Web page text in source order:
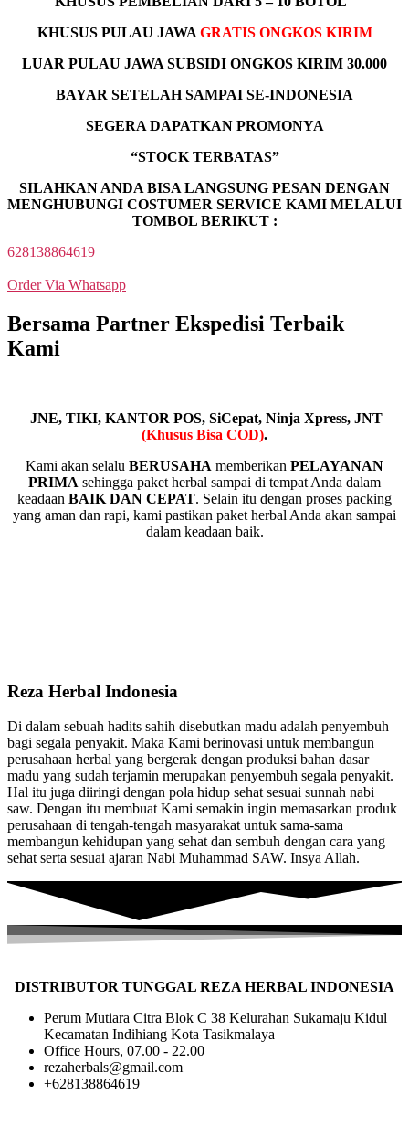
KHUSUS PULAU JAWA GRATIS ONGKOS KIRIM
LUAR PULAU JAWA SUBSIDI ONGKOS KIRIM 30.000
BAYAR SETELAH SAMPAI SE-INDONESIA
SEGERA DAPATKAN PROMONYA
“STOCK TERBATAS”
SILAHKAN ANDA BISA LANGSUNG PESAN DENGAN
MENGHUBUNGI COSTUMER SERVICE KAMI MELALUI
TOMBOL BERIKUT :
628138864619
Order Via Whatsapp
Bersama Partner Ekspedisi Terbaik
Kami
JNE, TIKI, KANTOR POS, SiCepat, Ninja Xpress, JNT
(Khusus Bisa COD).
Kami akan selalu BERUSAHA memberikan PELAYANAN
PRIMA sehingga paket herbal sampai di tempat Anda dalam
keadaan BAIK DAN CEPAT. Selain itu dengan proses packing
yang aman dan rapi, kami pastikan paket herbal Anda akan sampai
dalam keadaan baik.
Reza Herbal Indonesia
Di dalam sebuah hadits sahih disebutkan madu adalah penyembuh
bagi segala penyakit. Maka Kami berinovasi untuk membangun
perusahaan herbal yang bergerak dengan produksi bahan dasar
madu yang sudah terjamin merupakan penyembuh segala penyakit.
Hal itu juga diiringi dengan pola hidup sehat sesuai sunnah nabi
saw. Dengan itu membuat Kami semakin ingin memasarkan produk
perusahaan di tengah-tengah masyarakat untuk sama-sama
membangun kehidupan yang sehat dan sembuh dengan cara yang
sehat serta sesuai ajaran Nabi Muhammad SAW. Insya Allah.
DISTRIBUTOR TUNGGAL REZA HERBAL INDONESIA
Perum Mutiara Citra Blok C 38 Kelurahan Sukamaju Kidul
Kecamatan Indihiang Kota Tasikmalaya
Office Hours, 07.00 - 22.00
rezaherbals@gmail.com
+628138864619